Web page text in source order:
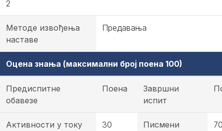
2
Методе извођења
наставе
Предавања
Оцена знања (максимални број поена 100)
Предиспитне
обавезе
Поена
Завршни
испит
Активности у току
30
Писмени